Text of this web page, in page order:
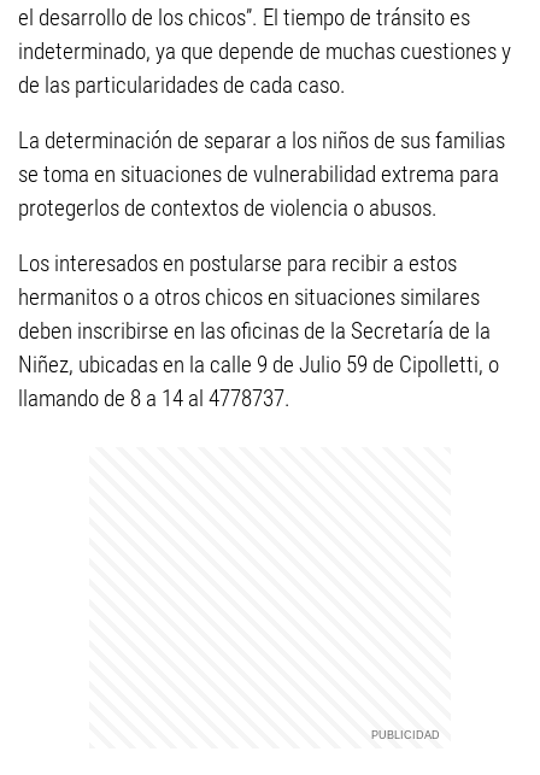
el desarrollo de los chicos”. El tiempo de tránsito es
indeterminado, ya que depende de muchas cuestiones y
de las particularidades de cada caso.
La determinación de separar a los niños de sus familias
se toma en situaciones de vulnerabilidad extrema para
protegerlos de contextos de violencia o abusos.
Los interesados en postularse para recibir a estos
hermanitos o a otros chicos en situaciones similares
deben inscribirse en las oficinas de la Secretaría de la
Niñez, ubicadas en la calle 9 de Julio 59 de Cipolletti, o
llamando de 8 a 14 al 4778737.